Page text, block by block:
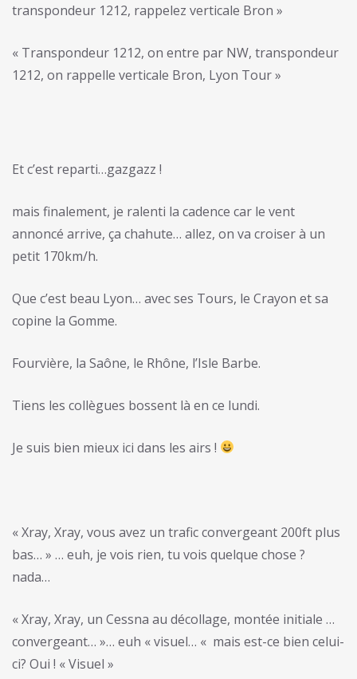
transpondeur 1212, rappelez verticale Bron »
« Transpondeur 1212, on entre par NW, transpondeur
1212, on rappelle verticale Bron, Lyon Tour »
Et c’est reparti…gazgazz !
mais finalement, je ralenti la cadence car le vent
annoncé arrive, ça chahute… allez, on va croiser à un
petit 170km/h.
Que c’est beau Lyon… avec ses Tours, le Crayon et sa
copine la Gomme.
Fourvière, la Saône, le Rhône, l’Isle Barbe.
Tiens les collègues bossent là en ce lundi.
Je suis bien mieux ici dans les airs !
« Xray, Xray, vous avez un trafic convergeant 200ft plus
bas… » … euh, je vois rien, tu vois quelque chose ?
nada…
« Xray, Xray, un Cessna au décollage, montée initiale …
convergeant… »… euh « visuel… « mais est-ce bien celui-
ci? Oui ! « Visuel »